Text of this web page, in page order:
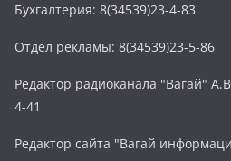
Бухгалтерия: 8(34539)23-4-83
Отдел рекламы: 8(34539)23-5-86
Редактор радиоканала "Вагай"
4-41
Редактор сайта "Вагай